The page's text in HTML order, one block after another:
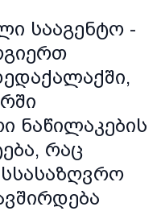
სააგენტო -
ნაწილაკების
რაც